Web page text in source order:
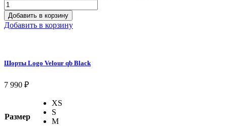
Добавить в корзину
Добавить в корзину
Шорты Logo Velour qb Black
7 990 ₽
Размер
XS
S
M